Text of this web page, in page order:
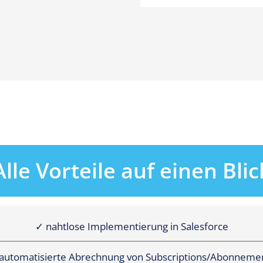
Vorteile auf einen
✓ nahtlose Implementierung in Salesforce
Abrechnung von Subscriptions/